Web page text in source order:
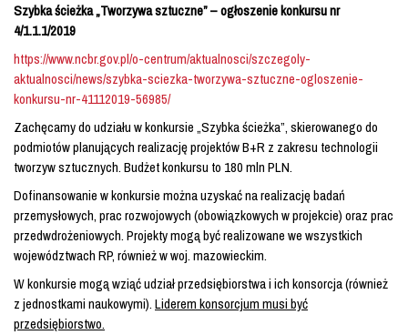
Szybka ścieżka „Tworzywa sztuczne” – ogłoszenie konkursu nr
4/1.1.1/2019
https://www.ncbr.gov.pl/o-centrum/aktualnosci/szczegoly-
aktualnosci/news/szybka-sciezka-tworzywa-sztuczne-ogloszenie-
konkursu-nr-41112019-56985/
Zachęcamy do udziału w konkursie „Szybka ścieżka”, skierowanego do
podmiotów planujących realizację projektów B+R z zakresu technologii
tworzyw sztucznych. Budżet konkursu to 180 mln PLN.
Dofinansowanie w konkursie można uzyskać na realizację badań
przemysłowych, prac rozwojowych (obowiązkowych w projekcie) oraz prac
przedwdrożeniowych. Projekty mogą być realizowane we wszystkich
województwach RP, również w woj. mazowieckim.
W konkursie mogą wziąć udział przedsiębiorstwa i ich konsorcja (również
z jednostkami naukowymi).Liderem konsorcjum musi być
przedsiębiorstwo.